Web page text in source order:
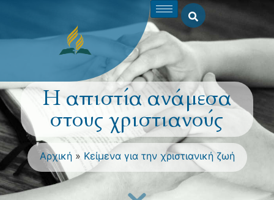
Η απιστία ανάμεσα
στους χριστιανούς
Αρχική» Κείμενα για την χριστιανική ζωή